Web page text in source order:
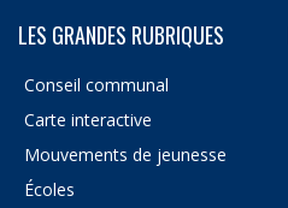
LES GRANDES RUBRIQUES
Conseil communal
Carte interactive
Mouvements de jeunesse
Écoles